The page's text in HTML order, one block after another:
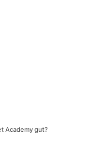
Academy gut?